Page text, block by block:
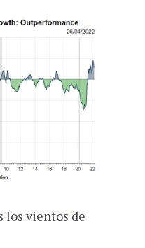
los vientos de